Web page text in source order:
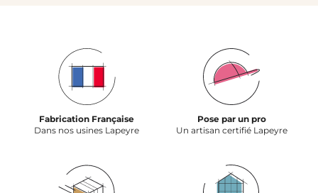
Fabrication Française
Dans nos usines Lapeyre
Pose par un pro
Un artisan certifié Lapeyre